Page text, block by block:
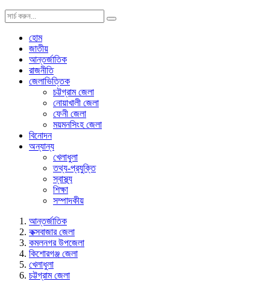
হোম
জাতীয়
আন্তর্জাতিক
রাজনীতি
জেলাভিত্তিক
চট্টগ্রাম জেলা
নোয়াখালী জেলা
ফেনী জেলা
ময়মনসিংহ জেলা
বিনোদন
অন্যান্য
খেলাধুলা
তথ্য-প্রযুক্তি
স্বাস্থ্য
শিক্ষা
সম্পাদকীয়
আন্তর্জাতিক
কক্সবাজার জেলা
কমলনগর উপজেলা
কিশোরগঞ্জ জেলা
খেলাধুলা
চট্টগ্রাম জেলা